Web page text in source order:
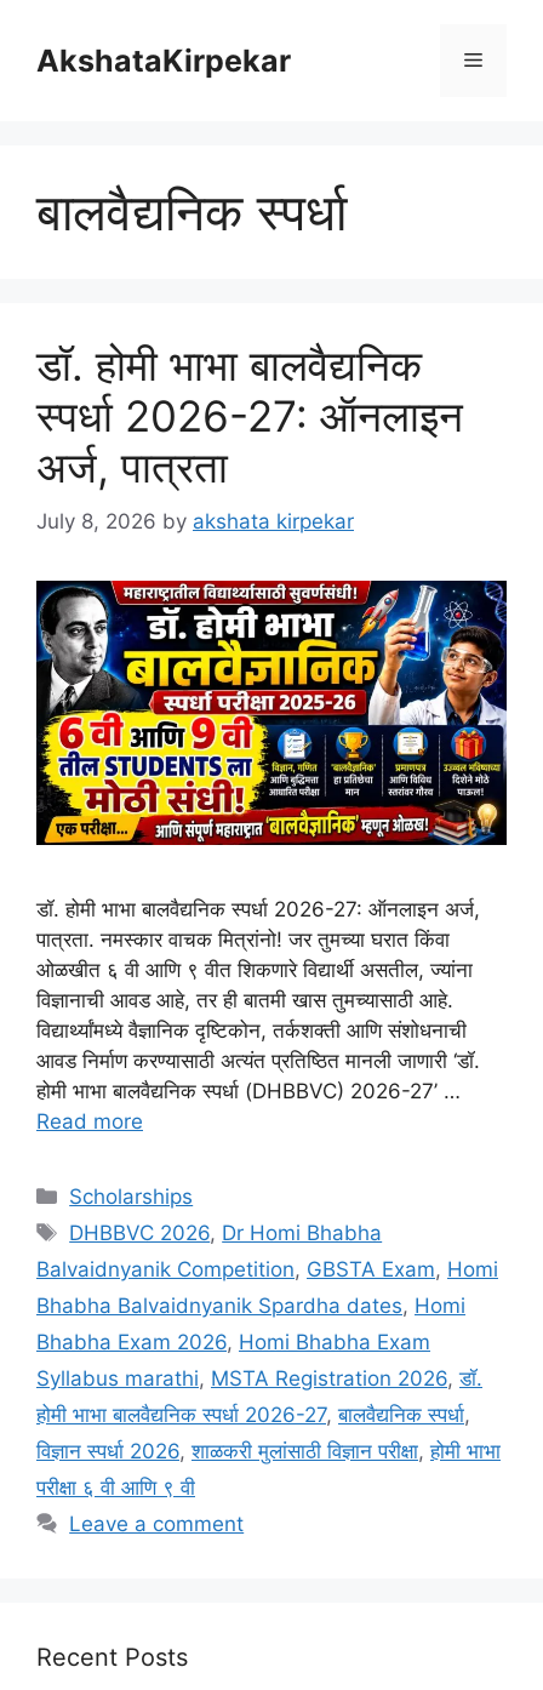
contentAkshataKirpekar Menu
बालवैद्यनिक स्पर्धा
डॉ. होमी भाभा बालवैद्यनिक
स्पर्धा 2026-27: ऑनलाइन
अर्ज, पात्रता
July 8, 2026 by akshata kirpekar
डॉ. होमी भाभा बालवैद्यनिक स्पर्धा 2026-27: ऑनलाइन अर्ज,
पात्रता. नमस्कार वाचक मित्रांनो! जर तुमच्या घरात किंवा
ओळखीत ६ वी आणि ९ वीत शिकणारे विद्यार्थी असतील, ज्यांना
विज्ञानाची आवड आहे, तर ही बातमी खास तुमच्यासाठी आहे.
विद्यार्थ्यांमध्ये वैज्ञानिक दृष्टिकोन, तर्कशक्ती आणि संशोधनाची
आवड निर्माण करण्यासाठी अत्यंत प्रतिष्ठित मानली जाणारी ‘डॉ.
होमी भाभा बालवैद्यनिक स्पर्धा (DHBBVC) 2026-27’ …
Read more
Categories
Scholarships
Tags
DHBBVC 2026, Dr Homi Bhabha
Balvaidnyanik Competition, GBSTA Exam, Homi
Bhabha Balvaidnyanik Spardha dates, Homi
Bhabha Exam 2026, Homi Bhabha Exam
Syllabus marathi, MSTA Registration 2026,डॉ.
होमी भाभा बालवैद्यनिक स्पर्धा 2026-27,बालवैद्यनिक स्पर्धा,
विज्ञान स्पर्धा 2026,शाळकरी मुलांसाठी विज्ञान परीक्षा,होमी भाभा
परीक्षा ६ वी आणि ९ वी
Leave a comment
Recent Posts